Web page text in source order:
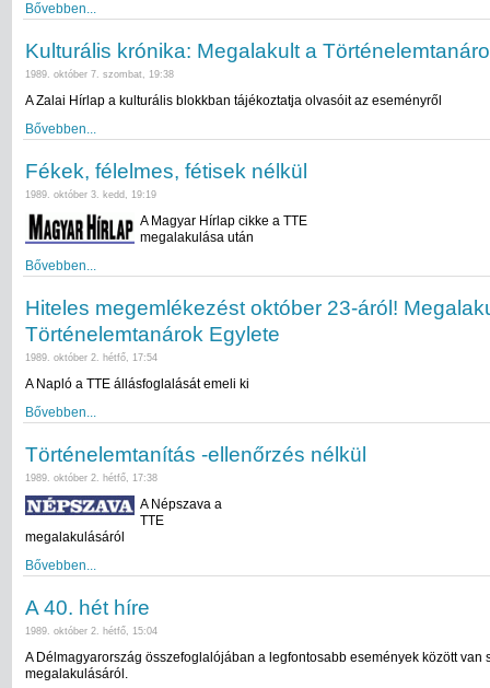
Bővebben...
Kulturális krónika: Megalakult a
1989. október 7. szombat, 19:38
A Zalai Hírlap a kulturális blokkban tájékoztatja olvasóit az eseményről
Bővebben...
Fékek, félelmes, fétisek nélkül
1989. október 3. kedd, 19:19
A Magyar Hírlap cikke a TTE
megalakulása után
Bővebben...
Hiteles megemlékezést október 23-áról!
Történelemtanárok Egylete
1989. október 2. hétfő, 17:54
A Napló a TTE állásfoglalását emeli ki
Bővebben...
Történelemtanítás -ellenőrzés nélkül
1989. október 2. hétfő, 17:38
A Népszava a
TTE
megalakulásáról
Bővebben...
A 40. hét híre
1989. október 2. hétfő, 15:04
A Délmagyarország összefoglalójában a legfontosabb események között van
megalakulásáról.